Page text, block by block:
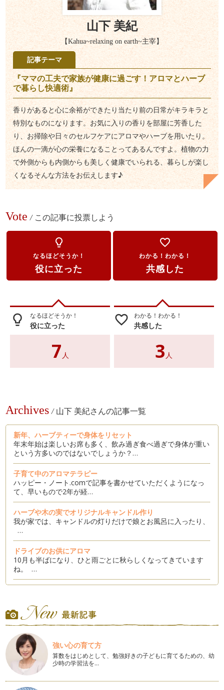
山下 美紀
【Kahua~relaxing on earth~主宰】
記事テーマ
『ママの工夫で家族が健康に過ごす！アロマとハーブ
で暮らし快適術』
香りがあると心に余裕ができたり当たり前の日常がキラキラと
特別なものになります。お気に入りの香りを部屋に芳香した
り、お掃除や日々のセルフケアにアロマやハーブを用いたり。
ほんの一滴が心の栄養になることってあるんですよ。植物の力
で外側からも内側からも美しく健康でいられる、暮らしが楽し
くなるそんな方法をお伝えします♪
Vote / この記事に投票しよう
lightbulb_outline
なるほどそうか！
役に立った
favorite_border
わかる！わかる！
共感した
lightbulb_outline なるほどそうか！
役に立った
7 人
favorite_border わかる！わかる！
共感した
3 人
Archives / 山下 美紀さんの記事一覧
新年、ハーブティーで身体をリセット
年末年始は楽しいお席も多く、飲み過ぎ食べ過ぎで身体が重い
という方多いのではないでしょうか？…
子育て中のアロマテラピー
ハッピー・ノート.comで記事を書かせていただくようになっ
て、早いもので2年が経…
ハーブや木の実でオリジナルキャンドル作り
我が家では、キャンドルの灯りだけで娘とお風呂に入ったり、
…
ドライブのお供にアロマ
10月も半ばになり、ひと雨ごとに秋らしくなってきています
ね。 …
なさん楽しい夏を過ごされましたでし…
アロマでエコ＆クールビズ
平年より15日、昨年と比べると19日も早く梅雨明けした関東
地方、 早くも夏到来。 猛暑が続…
季節の行事をアロマで楽しむ
我が家では、6月半ばを過ぎると、毎年ウキウキ用意するも
の。 …
強い心の育て方
算数をはじめとして、勉強好きの子どもに育てるための、幼
少時の学習法を…